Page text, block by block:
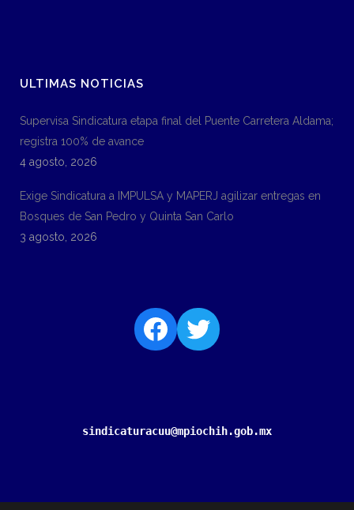
ULTIMAS NOTICIAS
Supervisa Sindicatura etapa final del Puente Carretera Aldama;
registra 100% de avance
4 agosto, 2026
Exige Sindicatura a IMPULSA y MAPERJ agilizar entregas en
Bosques de San Pedro y Quinta San Carlo
3 agosto, 2026
sindicaturacuu@mpiochih.gob.mx